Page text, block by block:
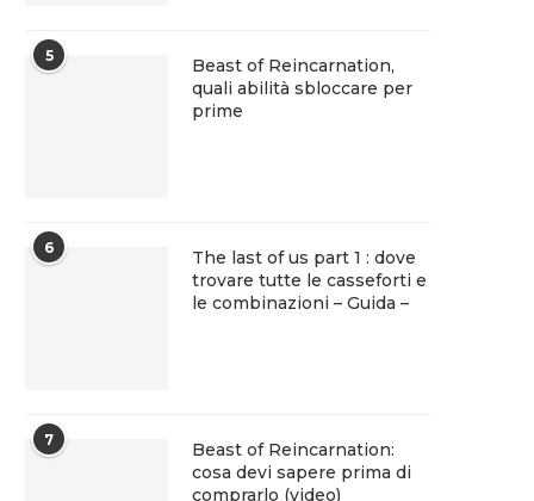
5
Beast of Reincarnation,
quali abilità sbloccare per
prime
6
The last of us part 1 : dove
trovare tutte le casseforti e
le combinazioni – Guida –
7
Beast of Reincarnation:
cosa devi sapere prima di
comprarlo (video)